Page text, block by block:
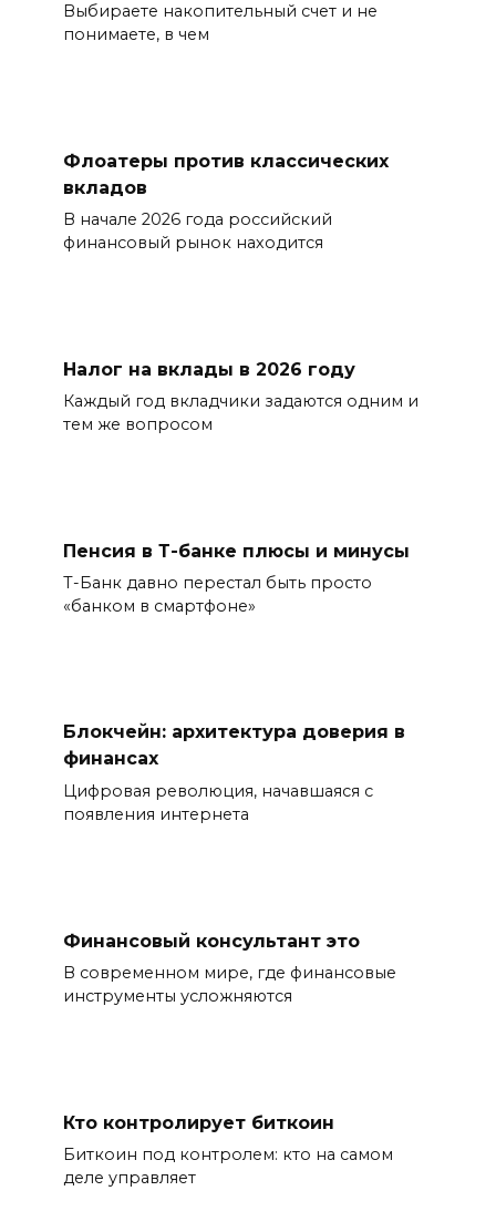
Выбираете накопительный счет и не
понимаете, в чем
Флоатеры против классических
вкладов
В начале 2026 года российский
финансовый рынок находится
Налог на вклады в 2026 году
Каждый год вкладчики задаются одним и
тем же вопросом
Пенсия в Т-банке плюсы и минусы
Т-Банк давно перестал быть просто
«банком в смартфоне»
Блокчейн: архитектура доверия в
финансах
Цифровая революция, начавшаяся с
появления интернета
Финансовый консультант это
В современном мире, где финансовые
инструменты усложняются
Кто контролирует биткоин
Биткоин под контролем: кто на самом
деле управляет